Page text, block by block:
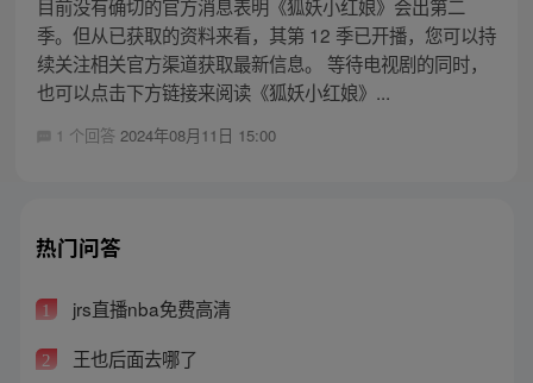
目前没有确切的官方消息表明《狐妖小红娘》会出第二
季。但从已获取的资料来看，其第 12 季已开播，您可以持
续关注相关官方渠道获取最新信息。 等待电视剧的同时，
也可以点击下方链接来阅读《狐妖小红娘》...
1 个回答 2024年08月11日 15:00
热门问答
1 jrs直播nba免费高清
2 王也后面去哪了